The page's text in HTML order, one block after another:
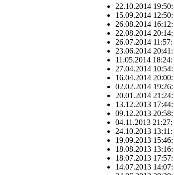
22.10.2014 19:50:
15.09.2014 12:50:
26.08.2014 16:12:
22.08.2014 20:14:
26.07.2014 11:57:
23.06.2014 20:41:
11.05.2014 18:24:
27.04.2014 10:54:
16.04.2014 20:00:
02.02.2014 19:26:
20.01.2014 21:24:
13.12.2013 17:44:
09.12.2013 20:58:
04.11.2013 21:27:
24.10.2013 13:11:
19.09.2013 15:46:
18.08.2013 13:16:
18.07.2013 17:57:
14.07.2013 14:07: